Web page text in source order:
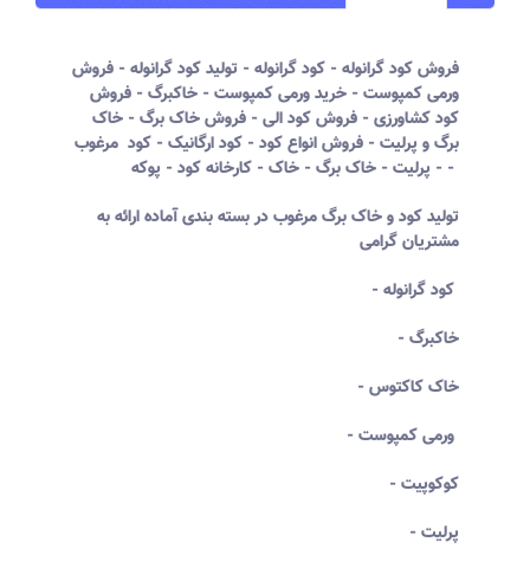
فروش کود گرانوله - کود گرانوله - تولید کود گرانوله - فروش
ورمی کمپوست - خرید ورمی کمپوست - خاکبرگ - فروش
کود کشاورزی - فروش کود الی - فروش خاک برگ - خاک
برگ و پرلیت - فروش انواع کود - کود ارگانیک - کود مرغوب
- پرلیت - خاک برگ - خاک - کارخانه کود - پوکه -
تولید کود و خاک برگ مرغوب در بسته بندی آماده ارائه به
مشتریان گرامی
- خاکبرگ
- خاک کاکتوس
- کوکوپیت
- پرلیت